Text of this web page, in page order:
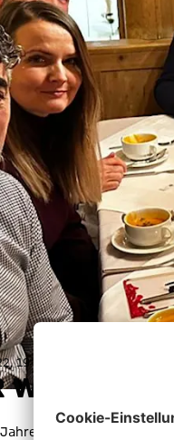
19:38 UTC
Corona-Pause